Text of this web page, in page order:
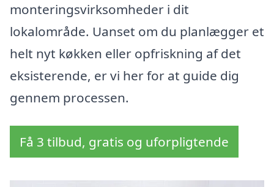
monteringsvirksomheder i dit
lokalområde. Uanset om du planlægger et
helt nyt køkken eller opfriskning af det
eksisterende, er vi her for at guide dig
gennem processen.
Få 3 tilbud, gratis og uforpligtende